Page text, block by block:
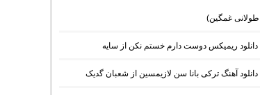
طولانی غمگین)
دانلود ریمیکس دوست دارم خستم نکن از سایه
دانلود آهنگ ترکی بانا سن لازیمسین از شعبان گدیک